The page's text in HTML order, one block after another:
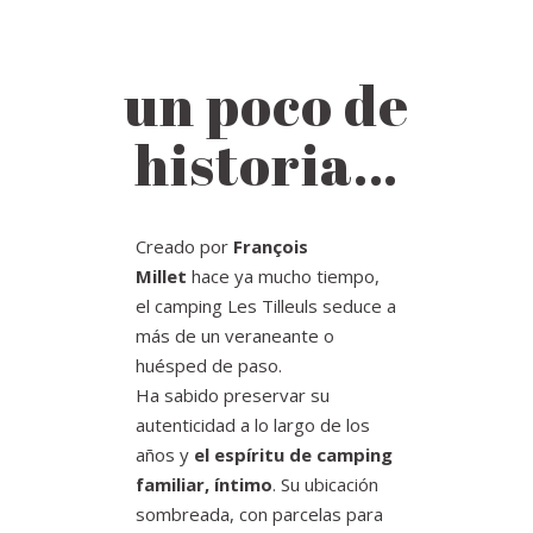
un poco de
historia…
Creado por François
Millet hace ya mucho tiempo,
el camping Les Tilleuls seduce a
más de un veraneante o
huésped de paso.
Ha sabido preservar su
autenticidad a lo largo de los
años y el espíritu de camping
familiar, íntimo. Su ubicación
sombreada, con parcelas para